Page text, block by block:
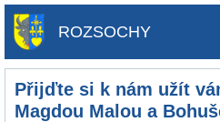
ROZSOCHY
Přijďte si k nám užít
Magdou Malou a